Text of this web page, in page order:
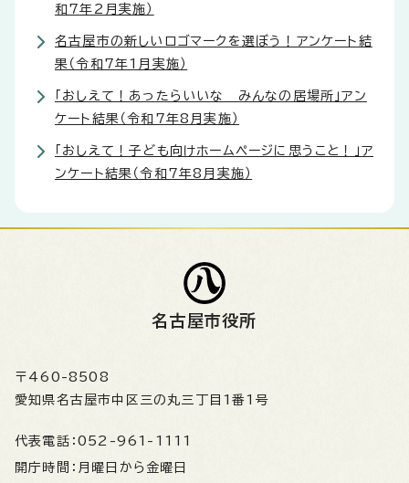
和7年2月実施）
名古屋市の新しいロゴマークを選ぼう！アンケート結
果（令和7年1月実施）
「おしえて！あったらいいな みんなの居場所」アン
ケート結果（令和7年8月実施）
「おしえて！子ども向けホームページに思うこと！」ア
ンケート結果（令和7年8月実施）
名古屋市役所
〒460-8508
愛知県名古屋市中区三の丸三丁目1番1号
代表電話： 052-961-1111
開庁時間： 月曜日から金曜日